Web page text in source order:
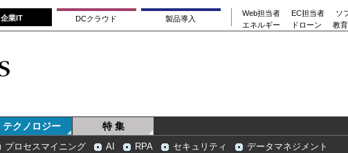
企業IT DCクラウド 製品導入
Web担当者 EC担当者
ソ
エネルギー
ドローン 教
テクノロジー 特 集
プロセスマイニング AI RPA セキュリティ データマネジメント